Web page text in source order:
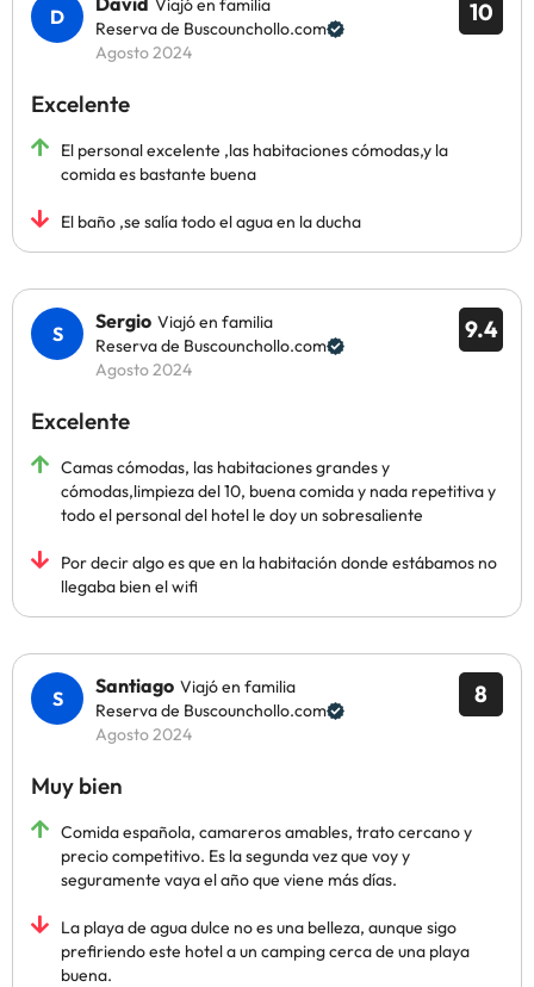
10
Viajó en familia
Reserva de Buscounchollo.com
Agosto 2024
Excelente
El personal excelente ,las habitaciones cómodas,y la
comida es bastante buena
El baño ,se salía todo el agua en la ducha
9.4
Sergio Viajó en familia
Reserva de Buscounchollo.com
Agosto 2024
Excelente
Camas cómodas, las habitaciones grandes y
cómodas,limpieza del 10, buena comida y nada repetitiva y
todo el personal del hotel le doy un sobresaliente
Por decir algo es que en la habitación donde estábamos no
llegaba bien el wifi
8
Santiago Viajó en familia
Reserva de Buscounchollo.com
Agosto 2024
Muy bien
Comida española, camareros amables, trato cercano y
precio competitivo. Es la segunda vez que voy y
seguramente vaya el año que viene más días.
La playa de agua dulce no es una belleza, aunque sigo
prefiriendo este hotel a un camping cerca de una playa
buena.